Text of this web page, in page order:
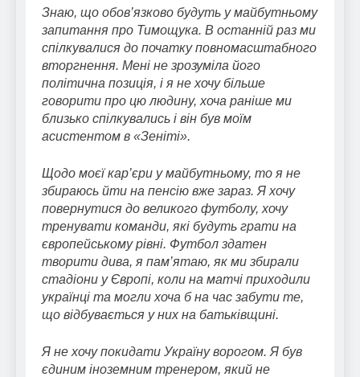
Знаю, що обов’язково будуть у майбутньому
запитання про Тимощука. В останній раз ми
спілкувалися до початку повномасштабного
вторгнення. Мені не зрозуміла його
політична позиція, і я не хочу більше
говорити про цю людину, хоча раніше ми
близько спілкувались і він був моїм
асистентом в «Зеніті».
Щодо моєї кар’єри у майбутньому, то я не
збираюсь йти на пенсію вже зараз. Я хочу
повернутися до великого футболу, хочу
тренувати команди, які будуть грати на
європейському рівні. Футбол здатен
творити дива, я пам’ятаю, як ми збирали
стадіони у Європі, коли на матчі приходили
українці та могли хоча б на час забути те,
що відбувається у них на батьківщині.
Я не хочу покидати Україну ворогом. Я був
єдиним іноземним тренером, який не